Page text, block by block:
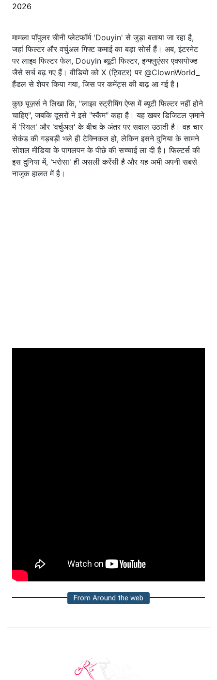
2026
मामला पॉपुलर चीनी प्लेटफॉर्म 'Douyin' से जुड़ा बताया जा रहा है,
जहां फिल्टर और वर्चुअल गिफ्ट कमाई का बड़ा सोर्स हैं। अब, इंटरनेट
पर लाइव फिल्टर फेल, Douyin ब्यूटी फिल्टर, इन्फ्लुएंसर एक्सपोज्ड
जैसे सर्च बढ़ गए हैं। वीडियो को X (ट्विटर) पर @ClownWorld_
हैंडल से शेयर किया गया, जिस पर कमेंट्स की बाढ़ आ गई है।
कुछ यूज़र्स ने लिखा कि, "लाइव स्ट्रीमिंग ऐप्स में ब्यूटी फिल्टर नहीं होने
चाहिए", जबकि दूसरों ने इसे "स्कैम" कहा है। यह खबर डिजिटल ज़माने
में 'रियल' और 'वर्चुअल' के बीच के अंतर पर सवाल उठाती है। वह चार
सेकंड की गड़बड़ी भले ही टेक्निकल हो, लेकिन इसने दुनिया के सामने
सोशल मीडिया के पागलपन के पीछे की सच्चाई ला दी है। फिल्टर्स की
इस दुनिया में, 'भरोसा' ही असली करेंसी है और यह अभी अपनी सबसे
नाजुक हालत में है।
From Around the web